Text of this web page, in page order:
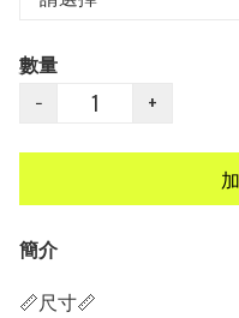
數量
−
+
簡介
📏尺寸📏